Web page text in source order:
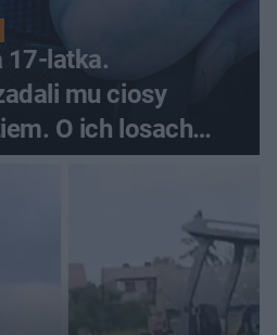
17-latka.
mu ciosy
O ich losach